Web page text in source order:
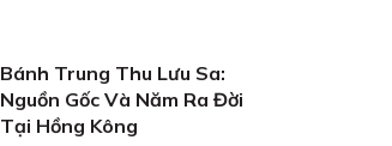
Bánh Trung Thu Lưu Sa:
Nguồn Gốc Và Năm Ra Đời
Tại Hồng Kông